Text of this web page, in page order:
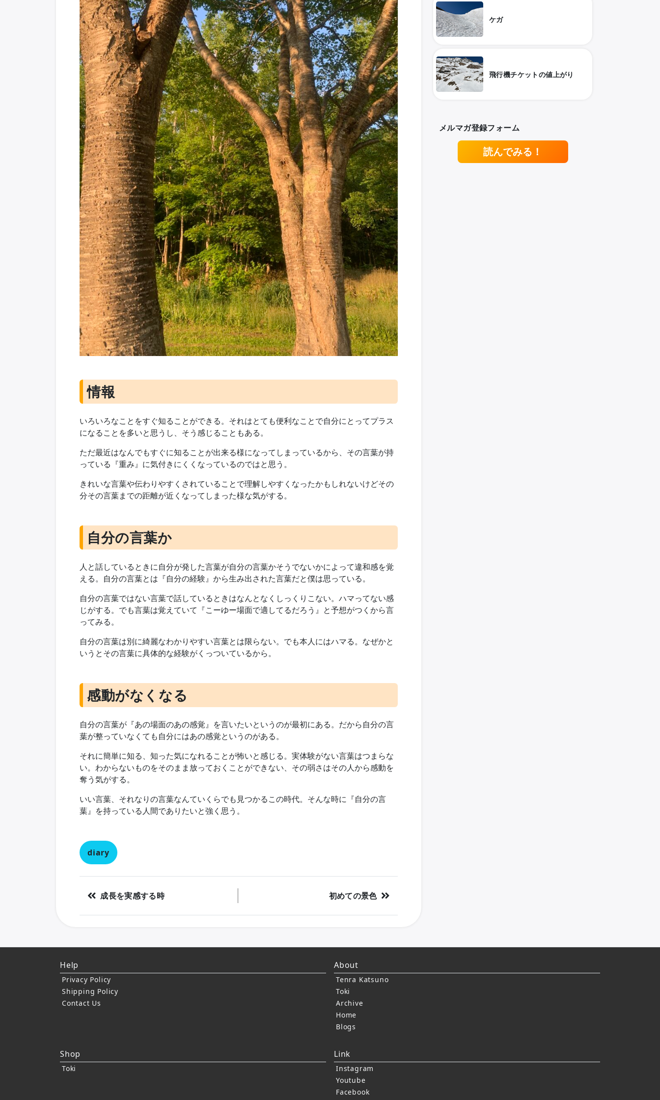
情報
いろいろなことをすぐ知ることができる。それはとても便利なことで自分にとってプラス
になることを多いと思うし、そう感じることもある。
ただ最近はなんでもすぐに知ることが出来る様になってしまっているから、その言葉が持
っている『重み』に気付きにくくなっているのではと思う。
きれいな言葉や伝わりやすくされていることで理解しやすくなったかもしれないけどその
分その言葉までの距離が近くなってしまった様な気がする。
自分の言葉か
人と話しているときに自分が発した言葉が自分の言葉かそうでないかによって違和感を覚
える。自分の言葉とは『自分の経験』から生み出された言葉だと僕は思っている。
自分の言葉ではない言葉で話しているときはなんとなくしっくりこない。ハマってない感
じがする。でも言葉は覚えていて『こーゆー場面で適してるだろう』と予想がつくから言
ってみる。
自分の言葉は別に綺麗なわかりやすい言葉とは限らない。でも本人にはハマる。なぜかと
いうとその言葉に具体的な経験がくっついているから。
感動がなくなる
自分の言葉が『あの場面のあの感覚』を言いたいというのが最初にある。だから自分の言
葉が整っていなくても自分にはあの感覚というのがある。
それに簡単に知る、知った気になれることが怖いと感じる。実体験がない言葉はつまらな
い。わからないものをそのまま放っておくことができない、その弱さはその人から感動を
奪う気がする。
いい言葉、それなりの言葉なんていくらでも見つかるこの時代。そんな時に『自分の言
葉』を持っている人間でありたいと強く思う。
diary
成長を実感する時 初めての景色
ケガ
飛行機チケットの値上がり
メルマガ登録フォーム
読んでみる！
Help
Privacy Policy
Shipping Policy
Contact Us
About
Tenra Katsuno
Toki
Archive
Home
Blogs
Shop
Toki
Link
Instagram
Youtube
Facebook